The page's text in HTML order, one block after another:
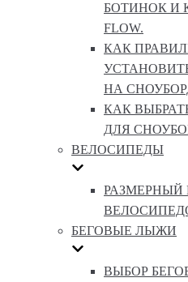
БОТИНОК И
FLOW.
КАК
НА
КАК
ДЛЯ
ВЕЛОСИПЕДЫ
РАЗМЕРНЫЙ
БЕГОВЫЕ ЛЫЖИ
ВЫБОР